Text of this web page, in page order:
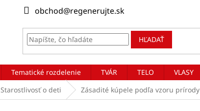
obchod@regenerujte.sk
HĽADAŤ
Tematické rozdelenie TVÁR TELO VLASY
Starostlivosť o deti Zásadité kúpele podľa vzoru prírody